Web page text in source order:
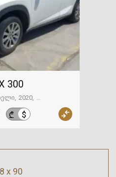
300
2020
საქართველოსკენ
₾ $
x 90